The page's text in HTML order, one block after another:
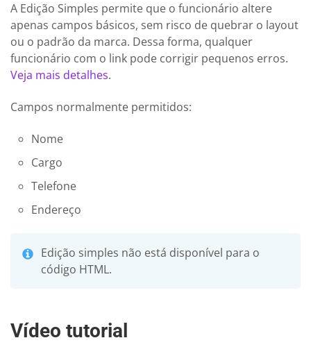
A Edição Simples permite que o funcionário altere
apenas campos básicos, sem risco de quebrar o layout
ou o padrão da marca. Dessa forma, qualquer
funcionário com o link pode corrigir pequenos erros.
Veja mais detalhes.
Campos normalmente permitidos:
Nome
Cargo
Telefone
Endereço
Edição simples não está disponível para o
código HTML.
Vídeo tutorial